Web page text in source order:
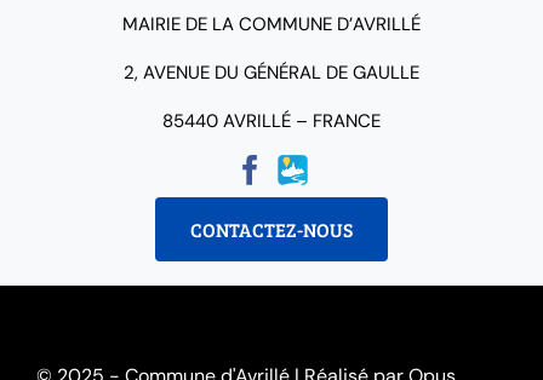
MAIRIE DE LA COMMUNE D’AVRILLÉ
2, AVENUE DU GÉNÉRAL DE GAULLE
85440 AVRILLÉ – FRANCE
CONTACTEZ-NOUS